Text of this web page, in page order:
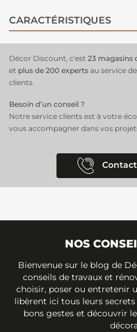
CARACTÉRISTIQUES
Décor Discount, c'est 23 magasins
et plus de 200 experts au service
clients.
Besoin d’un conseil ?
Notre service clients est à votre
vous accompagner dans vos
NOS
Bienvenue sur le blog de
conseils de travaux et
choisir, poser ou entretenir
libèrent ici tous leurs
bons gestes et découvrir